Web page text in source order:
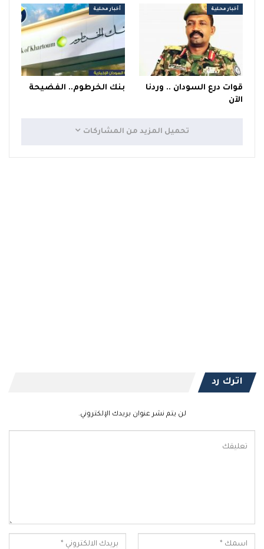
أخبار محلية
قوات درع السودان .. وردنا
الآن
أخبار محلية
بنك الخرطوم.. الفضيحة
تحميل المزيد من المشاركات
اترك رد
لن يتم نشر عنوان بريدك الإلكتروني.